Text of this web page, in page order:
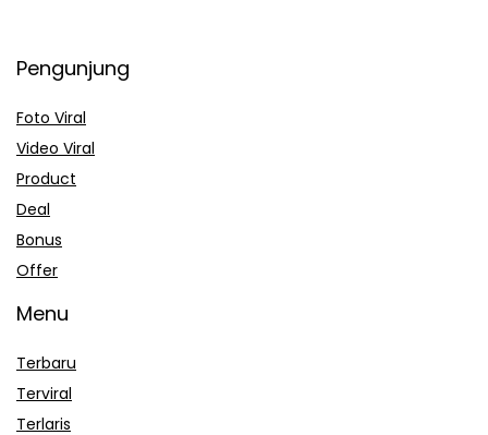
Pengunjung
Foto Viral
Video Viral
Product
Deal
Bonus
Offer
Menu
Terbaru
Terviral
Terlaris